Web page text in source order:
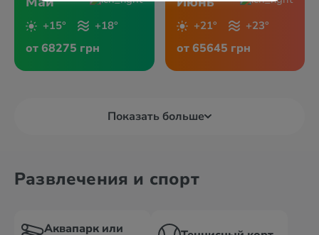
+15° +18°
от 68275 грн
+21° +23°
от 65645 грн
Показать больше
Развлечения и спорт
Аквапарк или